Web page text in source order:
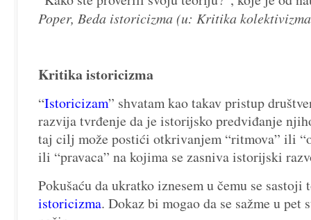
Poper, Beda istoricizma (u: Kritika
Kritika istoricizma
“Istoricizam” shvatam kao takav pristup
razvija tvrđenje da je istorijsko predviđanje
taj cilj može postići otkrivanjem “ritmova” ili
ili “pravaca” na kojima se zasniva istorijski
Pokušaću da ukratko iznesem u čemu se sastoji
istoricizma. Dokaz bi mogao da se sažme u pet